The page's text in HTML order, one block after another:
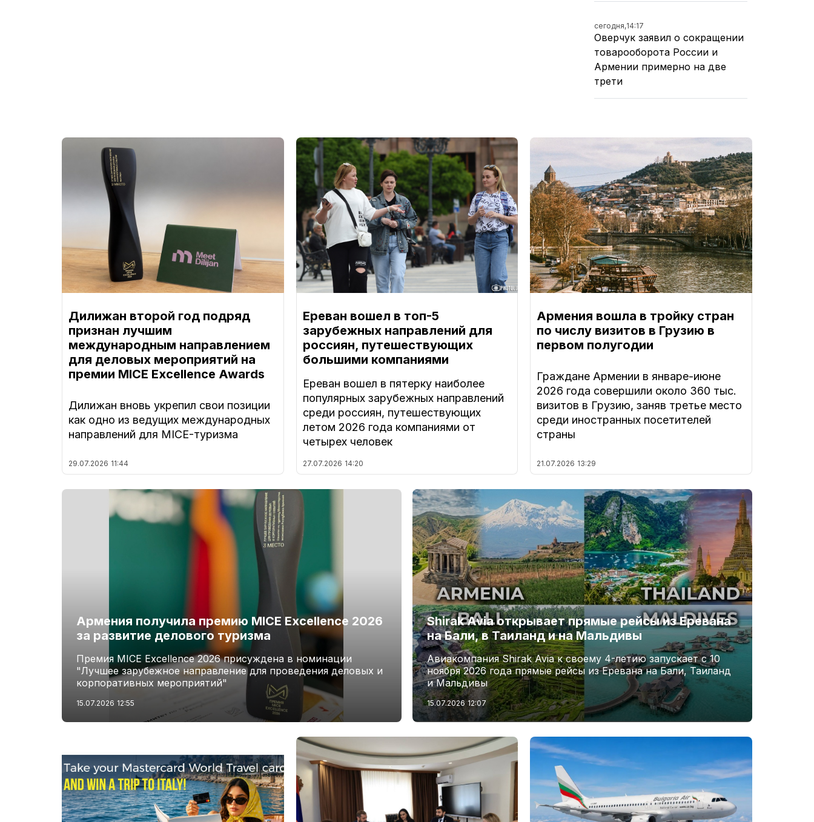
сегодня,14:17
Оверчук заявил о сокращении
товарооборота России и
Армении примерно на две
трети
Дилижан второй год подряд
признан лучшим
международным направлением
для деловых мероприятий на
премии MICE Excellence Awards
Дилижан вновь укрепил свои позиции
как одно из ведущих международных
направлений для MICE-туризма
29.07.2026 11:44
Ереван вошел в топ-5
зарубежных направлений для
россиян, путешествующих
большими компаниями
Ереван вошел в пятерку наиболее
популярных зарубежных направлений
среди россиян, путешествующих
летом 2026 года компаниями от
четырех человек
27.07.2026 14:20
Армения вошла в тройку стран
по числу визитов в Грузию в
первом полугодии
Граждане Армении в январе-июне
2026 года совершили около 360 тыс.
визитов в Грузию, заняв третье место
среди иностранных посетителей
страны
21.07.2026 13:29
Армения получила премию MICE Excellence 2026
за развитие делового туризма
Премия MICE Excellence 2026 присуждена в номинации
"Лучшее зарубежное направление для проведения деловых и
корпоративных мероприятий"
15.07.2026 12:55
Shirak Avia открывает прямые рейсы из Еревана
на Бали, в Таиланд и на Мальдивы
Авиакомпания Shirak Avia к своему 4-летию запускает с 10
ноября 2026 года прямые рейсы из Еревана на Бали, Таиланд
и Мальдивы
15.07.2026 12:07